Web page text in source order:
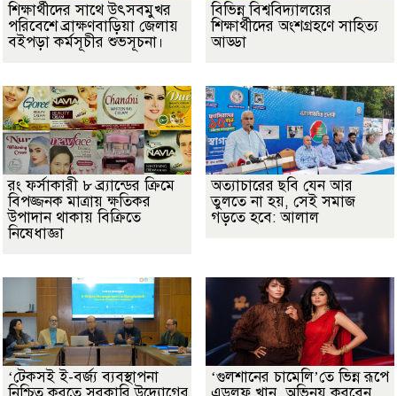
শিক্ষার্থীদের সাথে উৎসবমুখর
পরিবেশে ব্রাক্ষণবাড়িয়া জেলায়
বইপড়া কর্মসূচীর শুভসূচনা।
বিভিন্ন বিশ্ববিদ্যালয়ের
শিক্ষার্থীদের অংশগ্রহণে সাহিত্য
আড্ডা
রং ফর্সাকারী ৮ ব্র্যান্ডের ক্রিমে
বিপজ্জনক মাত্রায় ক্ষতিকর
উপাদান থাকায় বিক্রিতে
নিষেধাজ্ঞা
অত্যাচারের ছবি যেন আর
তুলতে না হয়, সেই সমাজ
গড়তে হবে: আলাল
‘টেকসই ই-বর্জ্য ব্যবস্থাপনা
‘গুলশানের চামেলি’তে ভিন্ন রূপে